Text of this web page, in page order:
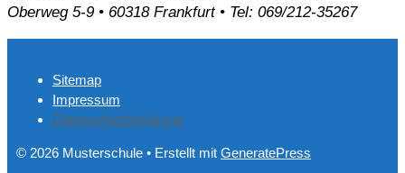
Oberweg 5-9 • 60318 Frankfurt • Tel: 069/212-35267
Sitemap
Impressum
Datenschutzerklärung
© 2026 Musterschule • Erstellt mit GeneratePress